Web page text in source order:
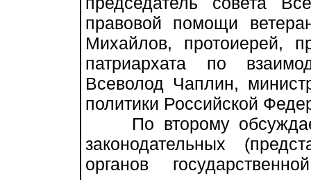
правовой помощи
Михайлов, протоиерей,
патриархата по
Всеволод Чаплин,
политики Российской
По второму
законодательных
органов